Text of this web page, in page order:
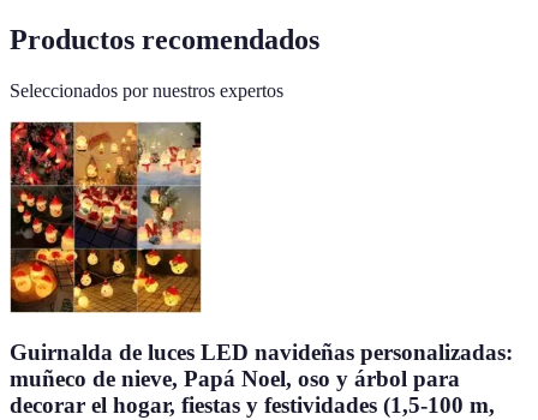
Productos recomendados
Seleccionados por nuestros expertos
Guirnalda de luces LED navideñas personalizadas:
muñeco de nieve, Papá Noel, oso y árbol para
decorar el hogar, fiestas y festividades (1,5-100 m,